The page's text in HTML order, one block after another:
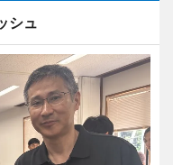
シュ